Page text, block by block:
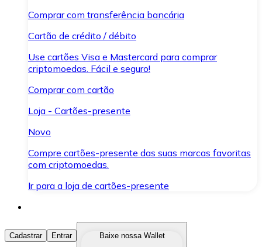
Comprar com transferência bancária
Cartão de crédito / débito
Use cartões Visa e Mastercard para comprar
criptomoedas. Fácil e seguro!
Comprar com cartão
Loja - Cartões-presente
Novo
Compre cartões-presente das suas marcas favoritas
com criptomoedas.
Ir para a loja de cartões-presente
Comprar Criptomoedas
Cadastrar Entrar
Baixe nossa Wallet